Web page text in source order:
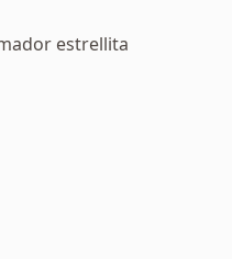
estrellita